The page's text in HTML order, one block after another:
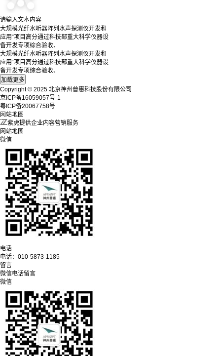
请输入文本内容
大规模光纤水听器阵列水声探测仪开发和
应用“项目高分通过科技部重大科学仪器设
备开发专项综合验收、
大规模光纤水听器阵列水声探测仪开发和
应用“项目高分通过科技部重大科学仪器设
备开发专项综合验收、
Copyright © 2025 北京神州普惠科技股份有限公司
京ICP备16059057号-1
粤ICP备20067758号
网站地图
紫虎提供企业内容营销服务
网站地图
微信
电话
电话： 010-5873-1185
留言
微信电话留言
微信